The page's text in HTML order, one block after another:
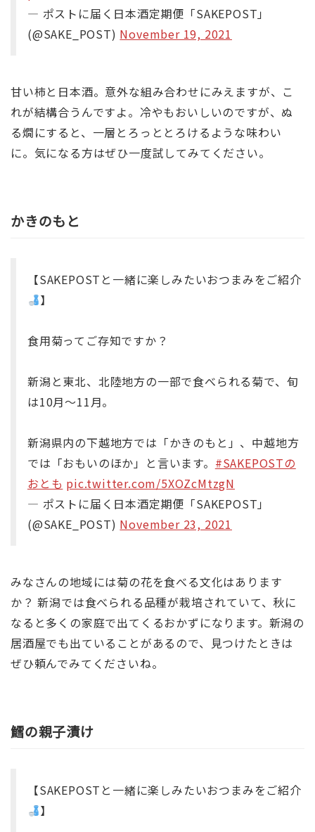
— ポストに届く日本酒定期便「SAKEPOST」
(@SAKE_POST) November 19, 2021
甘い柿と日本酒。意外な組み合わせにみえますが、こ
れが結構合うんですよ。冷やもおいしいのですが、ぬ
る燗にすると、一層とろっととろけるような味わい
に。気になる方はぜひ一度試してみてください。
かきのもと
【SAKEPOSTと一緒に楽しみたいおつまみをご紹介
】
食用菊ってご存知ですか？
新潟と東北、北陸地方の一部で食べられる菊で、旬
は10月〜11月。
新潟県内の下越地方では「かきのもと」、中越地方
では「おもいのほか」と言います。 #SAKEPOSTの
おとも pic.twitter.com/5XOZcMtzgN
— ポストに届く日本酒定期便「SAKEPOST」
(@SAKE_POST) November 23, 2021
みなさんの地域には菊の花を食べる文化はあります
か？ 新潟では食べられる品種が栽培されていて、秋に
なると多くの家庭で出てくるおかずになります。新潟の
居酒屋でも出ていることがあるので、見つけたときは
ぜひ頼んでみてくださいね。
鱈の親子漬け
【SAKEPOSTと一緒に楽しみたいおつまみをご紹介
】